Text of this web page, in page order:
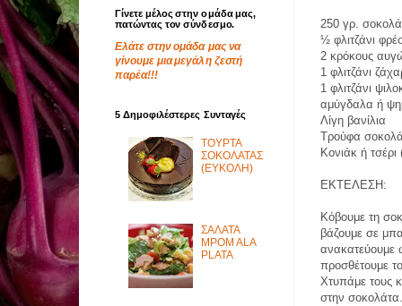
250 γρ.
½ φλιτζάνι
2 κρόκους
1 φλιτζάνι
1 φλιτζάνι
αμύγδαλα ή
Λίγη βανίλια
Τρούφα
Κονιάκ ή τσέρι
ΕΚΤΕΛΕΣΗ:
Κόβουμε τη
βάζουμε σε
ανακατεύουμε
προσθέτουμε
Χτυπάμε τους
στην
Γίνετε μέλος στην ομάδα μας,
πατώντας τον σύνδεσμο.
Ελάτε στην ομάδα μας να
γίνουμε μια μεγάλη ζεστή
παρέα!!!
5 Δημοφιλέστερες Συνταγές
ΤΟΥΡΤΑ
ΣΟΚΟΛΑΤΑΣ
(ΕΥΚΟΛΗ)
ΣΑΛΑΤΑ
MPOM ALA
PLATA